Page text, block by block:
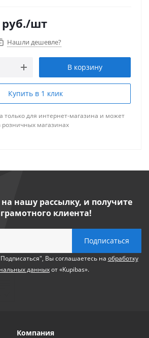
руб./шт
Нашли дешевле?
В корзину
Купить в 1 клик
только для интернет-магазина и может
розничных магазинах
нашу рассылку, и получите
грамотного клиента!
Вы соглашаетесь на обработку
данныхот «Kupibas».
Компания